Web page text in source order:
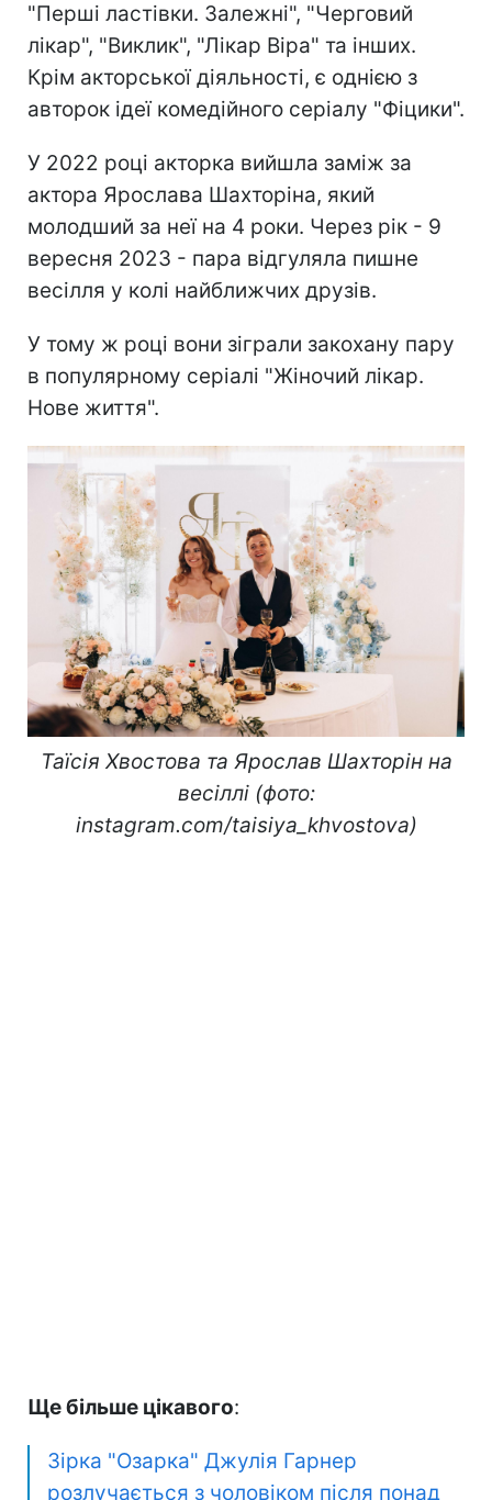
"Перші ластівки. Залежні", "Черговий
лікар", "Виклик", "Лікар Віра" та інших.
Крім акторської діяльності, є однією з
авторок ідеї комедійного серіалу "Фіцики".
У 2022 році акторка вийшла заміж за
актора Ярослава Шахторіна, який
молодший за неї на 4 роки. Через рік - 9
вересня 2023 - пара відгуляла пишне
весілля у колі найближчих друзів.
У тому ж році вони зіграли закохану пару
в популярному серіалі "Жіночий лікар.
Нове життя".
Таїсія Хвостова та Ярослав Шахторін на
весіллі (фото:
instagram.com/taisiya_khvostova)
Ще більше цікавого:
Зірка "Озарка" Джулія Гарнер
розлучається з чоловіком після понад